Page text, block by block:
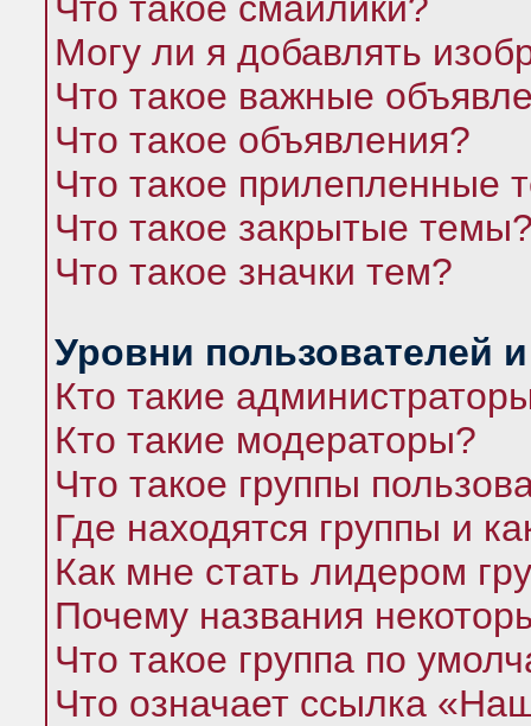
Могу ли я добавлять
Что такое важные
Что такое объявления?
Что такое прилепленные
Что такое закрытые
Что такое значки тем?
Уровни пользователей
Кто такие
Кто такие модераторы?
Что такое группы
Где находятся группы и
Как мне стать лидером
Почему названия
Что такое группа по
Что означает ссылка